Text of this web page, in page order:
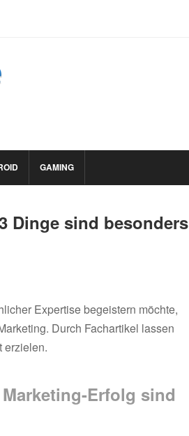
GAMING
Dinge sind besonders
Expertise begeistern möchte,
Durch Fachartikel lassen
erzielen.
Erfolg sind